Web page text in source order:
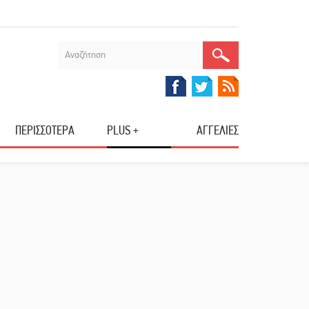
ΠΕΡΙΣΣΟΤΕΡΑ PLUS + ΑΓΓΕΛΙΕΣ